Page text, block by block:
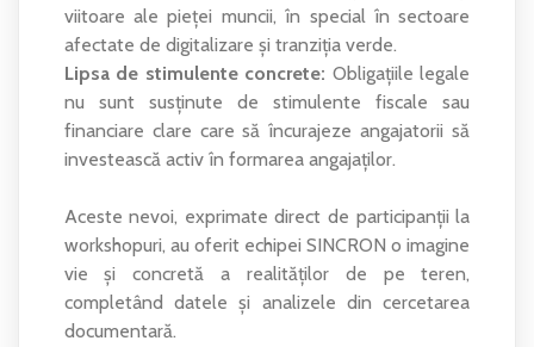
viitoare ale pieței muncii, în special în sectoare
afectate de digitalizare și tranziția verde.
Lipsa de stimulente concrete: Obligațiile legale
nu sunt susținute de stimulente fiscale sau
financiare clare care să încurajeze angajatorii să
investească activ în formarea angajaților.
Aceste nevoi, exprimate direct de participanții la
workshopuri, au oferit echipei SINCRON o imagine
vie și concretă a realităților de pe teren,
completând datele și analizele din cercetarea
documentară.